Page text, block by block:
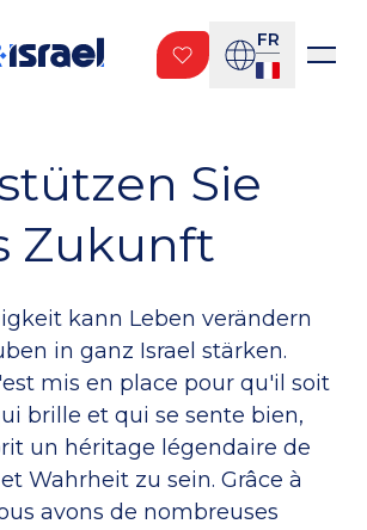
FR
Sie
Zukunft
kann Leben verändern
in ganz Israel stärken.
mis en place pour qu'il soit
brille et qui se sente bien,
un héritage légendaire de
Wahrheit zu sein. Grâce à
avons de nombreuses